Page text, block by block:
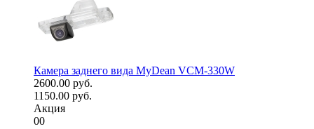
Камера заднего вида MyDean VCM-330W
2600.00 руб.
1150.00 руб.
Акция
00